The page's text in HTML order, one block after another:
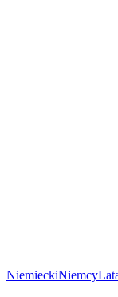
NiemieckiNiemcy